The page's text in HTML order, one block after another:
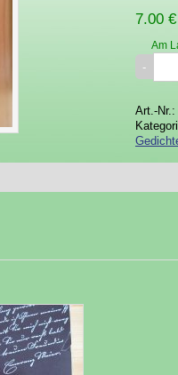
7.00 €
Am
Art.-Nr.: